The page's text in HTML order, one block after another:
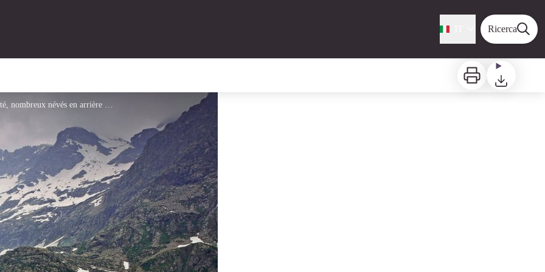
Ricerca
Stampa Scaricare
Randonnée Argentera. Le lac Chiotas en début d'été, nombreux névés en arrière plan, temps nuageux. - Francesco Tomasinelli - PNM